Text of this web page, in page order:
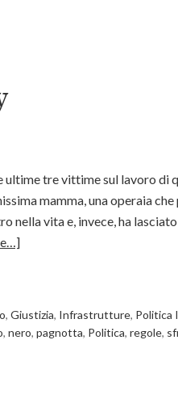
ultime tre vittime sul lavoro di
mamma, una operaia che
nella vita e, invece, ha
, Giustizia, Infrastrutture, Politica
, nero, pagnotta, Politica, regole,